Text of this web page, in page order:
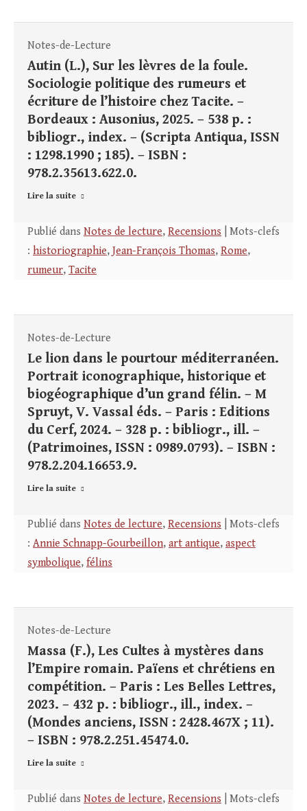
Notes-de-Lecture
Autin (L.), Sur les lèvres de la foule.
Sociologie politique des rumeurs et
écriture de l’histoire chez Tacite. –
Bordeaux : Ausonius, 2025. – 538 p. :
bibliogr., index. – (Scripta Antiqua, ISSN
: 1298.1990 ; 185). – ISBN :
978.2.35613.622.0.
Lire la suite
Publié dans Notes de lecture, Recensions | Mots-clefs
: historiographie, Jean-François Thomas, Rome,
rumeur, Tacite
Notes-de-Lecture
Le lion dans le pourtour méditerranéen.
Portrait iconographique, historique et
biogéographique d’un grand félin. – M
Spruyt, V. Vassal éds. – Paris : Editions
du Cerf, 2024. – 328 p. : bibliogr., ill. –
(Patrimoines, ISSN : 0989.0793). – ISBN :
978.2.204.16653.9.
Lire la suite
Publié dans Notes de lecture, Recensions | Mots-clefs
: Annie Schnapp-Gourbeillon, art antique, aspect
symbolique, félins
Notes-de-Lecture
Massa (F.), Les Cultes à mystères dans
l’Empire romain. Païens et chrétiens en
compétition. – Paris : Les Belles Lettres,
2023. – 432 p. : bibliogr., ill., index. –
(Mondes anciens, ISSN : 2428.467X ; 11).
– ISBN : 978.2.251.45474.0.
Lire la suite
Publié dans Notes de lecture, Recensions | Mots-clefs